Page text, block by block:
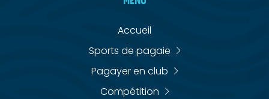
Accueil
Sports de pagaie
Pagayer en club
Compétition